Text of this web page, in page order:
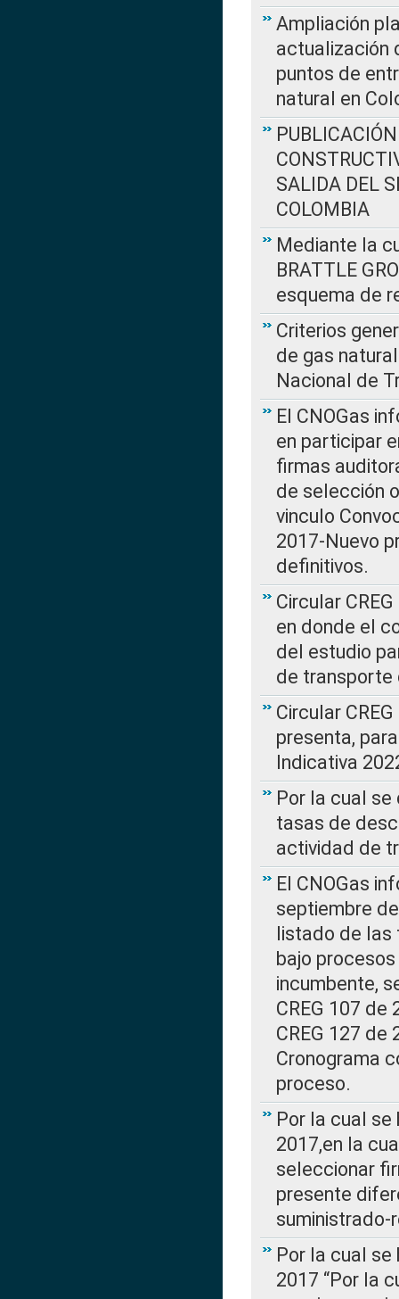
Ampliación
actualización
puntos de
natural en
SALIDA DEL
COLOMBIA
Mediante la
BRATTLE
esquema de
Criterios
de gas
Nacional de
El CNOGas
en participar
firmas
de selección
vinculo
2017-Nuevo
definitivos.
Circular
en donde el
del estudio
de transporte
Circular
presenta,
Indicativa
Por la cual
tasas de
actividad de
El CNOGas
septiembre
listado de las
bajo
incumbente,
CREG 107
CREG 127 de
Cronograma
proceso.
Por la cual se
2017,en la
seleccionar
presente
Por la cual se
2017 “Por la